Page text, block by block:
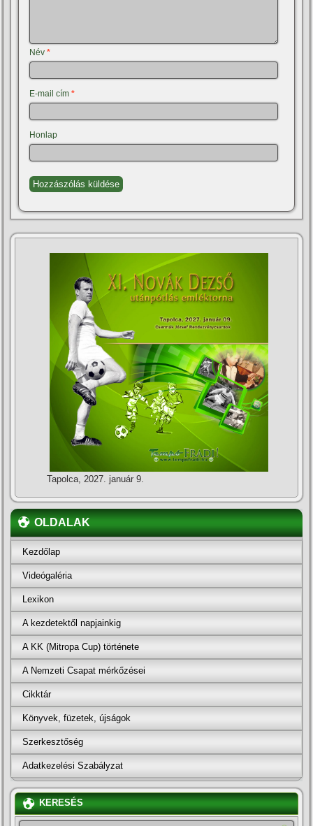
Név*
E-mail cím*
Honlap
Tapolca, 2027. január 9.
OLDALAK
Kezdőlap
Videógaléria
Lexikon
A kezdetektől napjainkig
A KK (Mitropa Cup) története
A Nemzeti Csapat mérkőzései
Cikktár
Könyvek, füzetek, újságok
Szerkesztőség
Adatkezelési Szabályzat
KERESÉS